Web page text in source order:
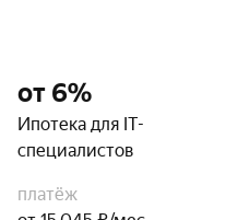
от 6%
Ипотека для IT-
специалистов
платёж